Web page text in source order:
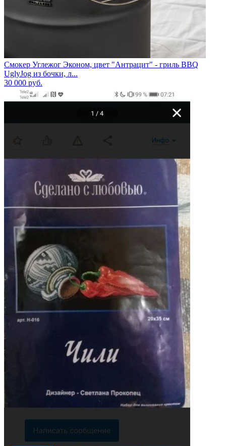
Смокер Углежог Эконом, цвет "Антрацит" - гриль BBQ
UglyJog из бочки, л...
30 000 руб.